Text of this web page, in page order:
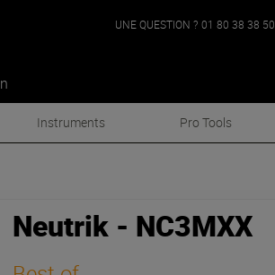
UNE QUESTION ? 01 80 38 38 50
Instruments Pro Tools
Neutrik - NC3MXX